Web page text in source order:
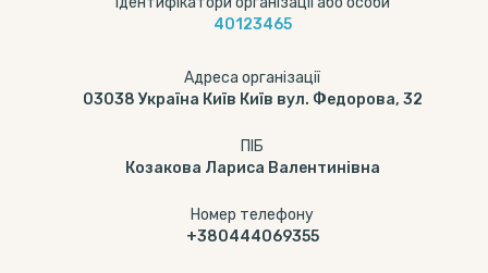
40123465
Адреса організації
03038 Україна Київ Київ вул. Федорова, 32
ПІБ
Козакова Лариса Валентинівна
Номер телефону
+380444069355